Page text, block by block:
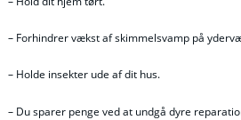
– Forhindrer vækst af skimmelsvamp på
– Holde insekter ude af dit hus.
– Du sparer penge ved at undgå dyre